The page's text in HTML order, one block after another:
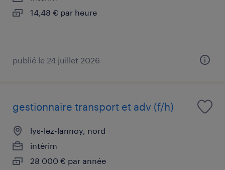
14,48 € par heure
publié le 24 juillet 2026
gestionnaire transport et adv (f/h)
lys-lez-lannoy, nord
intérim
28 000 € par année